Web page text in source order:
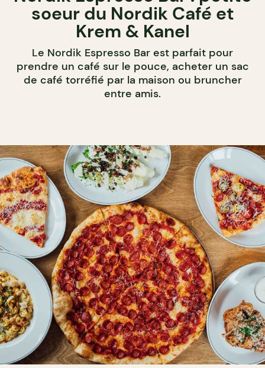
soeur du Nordik Café et
Krem & Kanel
Le Nordik Espresso Bar est parfait pour
prendre un café sur le pouce, acheter un sac
de café torréfié par la maison ou bruncher
entre amis.